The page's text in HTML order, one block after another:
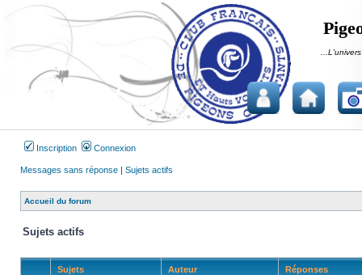
Inscription Connexion
Messages sans réponse | Sujets actifs
Accueil du forum
Sujets actifs
Sujets Auteur Réponses